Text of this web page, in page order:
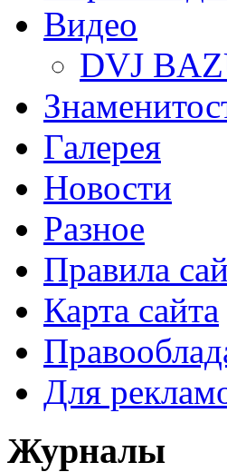
Видео
DVJ
Галерея
Новости
Разное
Правила
Карта сайта
Для
Журналы